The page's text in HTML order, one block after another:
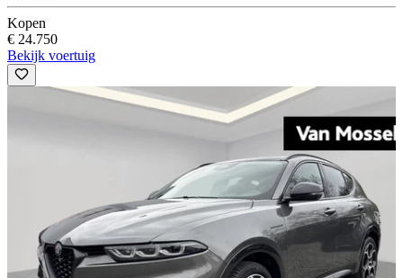
Kopen
€ 24.750
Bekijk voertuig